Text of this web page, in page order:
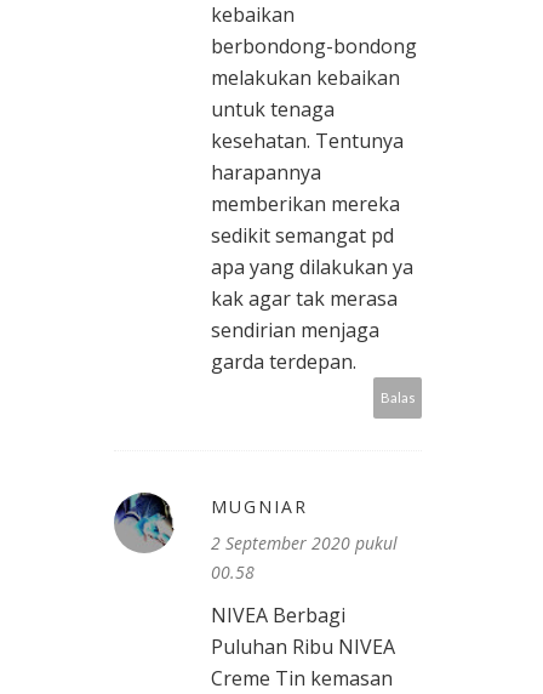
kebaikan
berbondong-bondong
melakukan kebaikan
untuk tenaga
kesehatan. Tentunya
harapannya
memberikan mereka
sedikit semangat pd
apa yang dilakukan ya
kak agar tak merasa
sendirian menjaga
garda terdepan.
Balas
MUGNIAR
2 September 2020 pukul
00.58
NIVEA Berbagi
Puluhan Ribu NIVEA
Creme Tin kemasan